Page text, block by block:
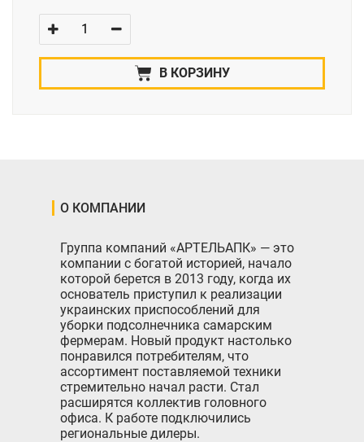
В КОРЗИНУ
О КОМПАНИИ
Группа компаний «АРТЕЛЬАПК» — это
компании с богатой историей, начало
которой берется в 2013 году, когда их
основатель приступил к реализации
украинских приспособлений для
уборки подсолнечника самарским
фермерам. Новый продукт настолько
понравился потребителям, что
ассортимент поставляемой техники
стремительно начал расти. Стал
расширятся коллектив головного
офиса. К работе подключились
региональные дилеры.